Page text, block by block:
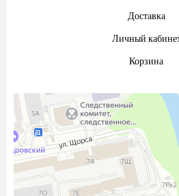
Доставка
Личный
Корзина